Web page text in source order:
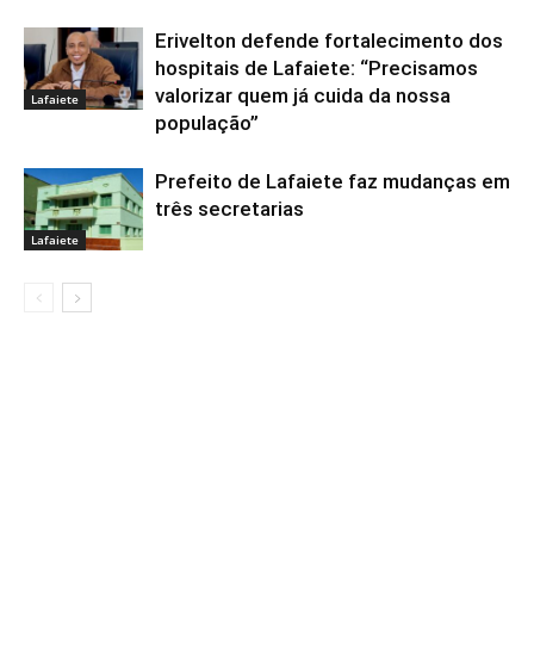
Lafaiete
Erivelton defende fortalecimento dos
hospitais de Lafaiete: “Precisamos
valorizar quem já cuida da nossa
população”
Lafaiete
Prefeito de Lafaiete faz mudanças em
três secretarias